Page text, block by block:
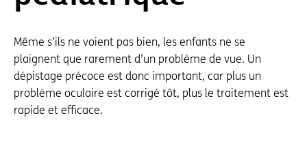
Même s’ils ne voient pas bien, les enfants ne se
plaignent que rarement d’un problème de vue. Un
dépistage précoce est donc important, car plus un
problème oculaire est corrigé tôt, plus le traitement est
rapide et efficace.